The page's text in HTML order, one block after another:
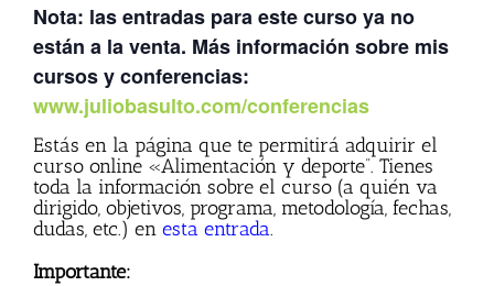
Nota: las entradas para este curso ya no
están a la venta. Más información sobre mis
cursos y conferencias:
www.juliobasulto.com/conferencias
Estás en la página que te permitirá adquirir el
curso online «Alimentación y deporte”. Tienes
toda la información sobre el curso (a quién va
dirigido, objetivos, programa, metodología, fechas,
dudas, etc.) en esta entrada.
Importante: